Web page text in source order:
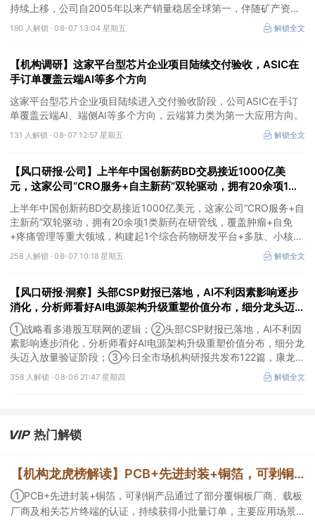
持续上移，公司自2005年以来产销量稳居全球第一，伴随矿产资源
产量增长与冶炼产能整合并举，公司市占率有望进一步提升，同时有
望充分受益金属价格上行。
190 人解锁 ·08-07 13:04 星期五 解锁全文
【机构调研】这家平台型芯片企业项目陆续交付验收，ASIC在
手订单覆盖云端AI等多个方向
这家平台型芯片企业项目陆续进入交付验收阶段，公司ASIC在手订
单覆盖云端AI、端侧AI等多个方向，云端算力类为第一大应用方向。
131 人解锁 ·08-07 12:57 星期五 解锁全文
【风口研报·公司】上半年中国创新药BD交易接近1000亿美
元，这家公司“CRO服务+自主新药”双轮驱动，拥有20余项1类
新药在研管线，覆盖肿瘤+自免+疼痛管理等重大领域
上半年中国创新药BD交易接近1000亿美元，这家公司“CRO服务+自
主新药”双轮驱动，拥有20余项1类新药在研管线，覆盖肿瘤+自免
+疼痛管理等重大领域，构建起1个综合药物研发平台+多肽、小核
酸、CGT、小分子4个创新技术平台，创新转型成果正逐步兑现。
258 人解锁 ·08-07 10:18 星期五 解锁全文
【风口研报·洞察】头部CSP财报已落地，AI不利因素影响逐步
消化，分析师看好AI电源架构升级重塑价值分布，细分龙头迈入
放量验证阶段；战略看多港股互联网的逻辑
①战略看多港股互联网的逻辑；②头部CSP财报已落地，AI不利因
素影响逐步消化，分析师看好AI电源架构升级重塑价值分布，细分龙
头迈入放量验证阶段；③今日全市场机构研报共发布122篇，康龙化
成、江淮汽车评级得到上调，9家公司获得首度覆盖，其中乔锋智能
获新财富分析师深度覆盖；④在个股机构关注度排行中，华峰化学
358 人解锁 ·08-06 21:47 星期四 解锁全文
热门解锁
【机构龙虎榜解读】PCB+先进封装+铜箔，可剥铜产品通过了部分覆铜板厂商、载板厂商及相关芯片终端的认证，持续获得小批量订单，主要应用场景包括芯片封装光模块用PCB，机构大额净买入这家公司
①PCB+先进封装+铜箔，可剥铜产品通过了部分覆铜板厂商、载板
厂商及相关芯片终端的认证，持续获得小批量订单，主要应用场景